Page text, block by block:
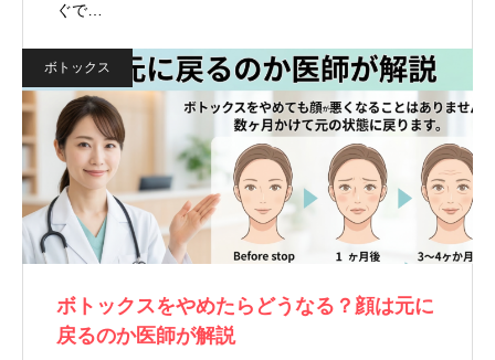
ぐで…
ボトックス
ボトックスをやめたらどうなる？顔は元に
戻るのか医師が解説